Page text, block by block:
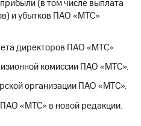
(в том числе выплата
и убытков ПАО «МТС»
директоров ПАО «МТС».
комиссии ПАО «МТС».
организации ПАО «МТС».
«МТС» в новой редакции.